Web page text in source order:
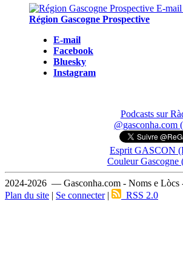
Région Gascogne Prospective
E-mail
Facebook
Bluesky
Instagram
Podcasts sur
@gasconha.com
Esprit GASCON
Couleur Gascogne
2024-2026 — Gasconha.com - Noms e Lòcs
Plan du site | Se connecter| RSS 2.0